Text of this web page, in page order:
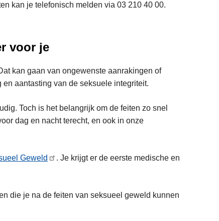
kan je telefonisch melden via 03 210 40 00.
voor je
kan gaan van ongewenste aanrakingen of
aantasting van de seksuele integriteit.
Toch is het belangrijk om de feiten zo snel
dag en nacht terecht, en ook in onze
Geweld
. Je krijgt er de eerste medische en
die je na de feiten van seksueel geweld kunnen